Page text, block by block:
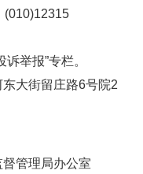
举报”专栏。
大街留庄路6号院2
管理局办公室